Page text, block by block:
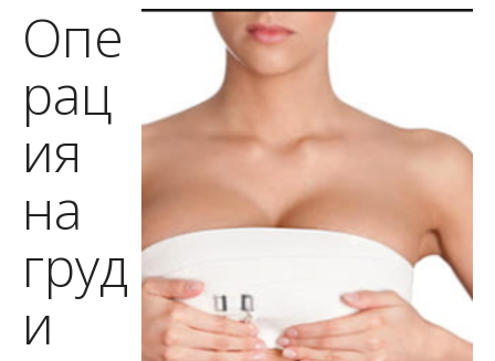
Опе
рац
ия
на
груд
и